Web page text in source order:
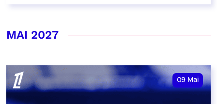
MAI 2027
09 Mai